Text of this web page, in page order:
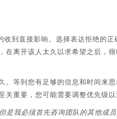
收到直接影响。选择表达拒绝的
在离开该人太久以求希望之后，
。等到您有足够的信息和时间来
重要，您可能需要调整优先级以
是我必须首先咨询团队的其他成